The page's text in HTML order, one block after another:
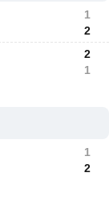
1
2
2
1
1
2